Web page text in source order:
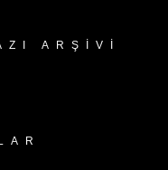
ARŞIVI